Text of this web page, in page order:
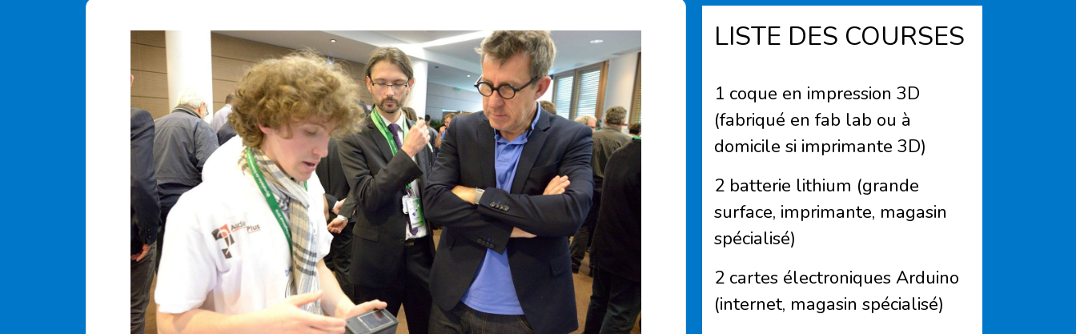
LISTE DES COURSES
1 coque en impression 3D
(fabriqué en fab lab ou à
domicile si imprimante 3D)
2 batterie lithium (grande
surface, imprimante, magasin
spécialisé)
2 cartes électroniques Arduino
(internet, magasin spécialisé)